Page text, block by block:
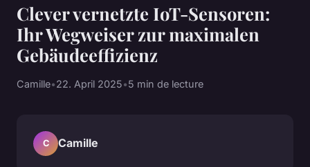
Clever vernetzte IoT-Sensoren:
Ihr Wegweiser zur maximalen
Gebäudeeffizienz
Camille•22. April 2025•5 min de lecture
C Camille